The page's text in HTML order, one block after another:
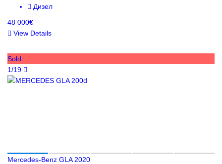
Дизел
48 000€
View Details
Sold
1/19
Mercedes-Benz GLA 2020